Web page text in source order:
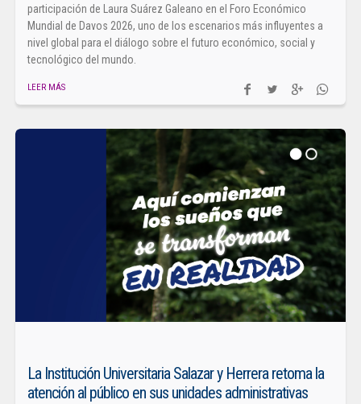
participación de Laura Suárez Galeano en el Foro Económico
Mundial de Davos 2026, uno de los escenarios más influyentes a
nivel global para el diálogo sobre el futuro económico, social y
tecnológico del mundo.
LEER MÁS
La Institución Universitaria Salazar y Herrera retoma la
atención al público en sus unidades administrativas